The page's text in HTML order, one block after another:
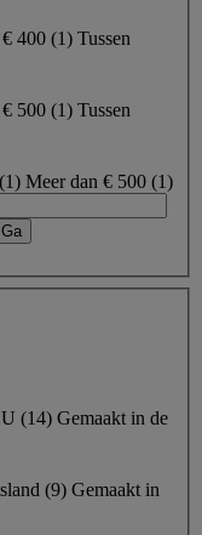
400 (1) Tussen
500 (1) Tussen
(1) Meer dan € 500 (1)
(14) Gemaakt in de
(9) Gemaakt in